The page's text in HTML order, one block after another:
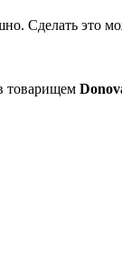
Сделать
товарищем